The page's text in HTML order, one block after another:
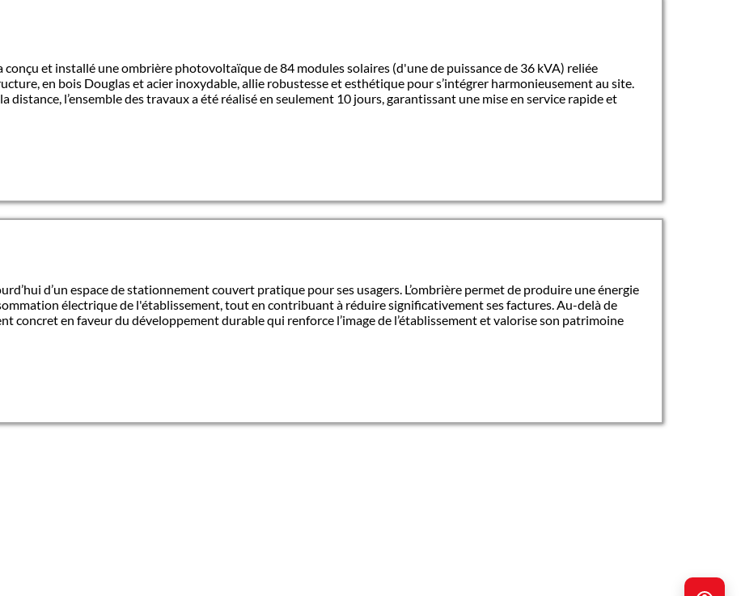
conçu et installé une ombrière photovoltaïque de 84 modules solaires (d'une de puissance de 36 kVA) reliée
en bois Douglas et acier inoxydable, allie robustesse et esthétique pour s’intégrer harmonieusement au site.
distance, l’ensemble des travaux a été réalisé en seulement 10 jours, garantissant une mise en service rapide et
d’un espace de stationnement couvert pratique pour ses usagers. L’ombrière permet de produire une énergie
électrique de l'établissement, tout en contribuant à réduire significativement ses factures. Au-delà de
concret en faveur du développement durable qui renforce l’image de l’établissement et valorise son patrimoine